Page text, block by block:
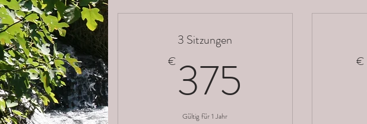
3 Sitzungen
€ 375
Gültig für 1 Jahr
€